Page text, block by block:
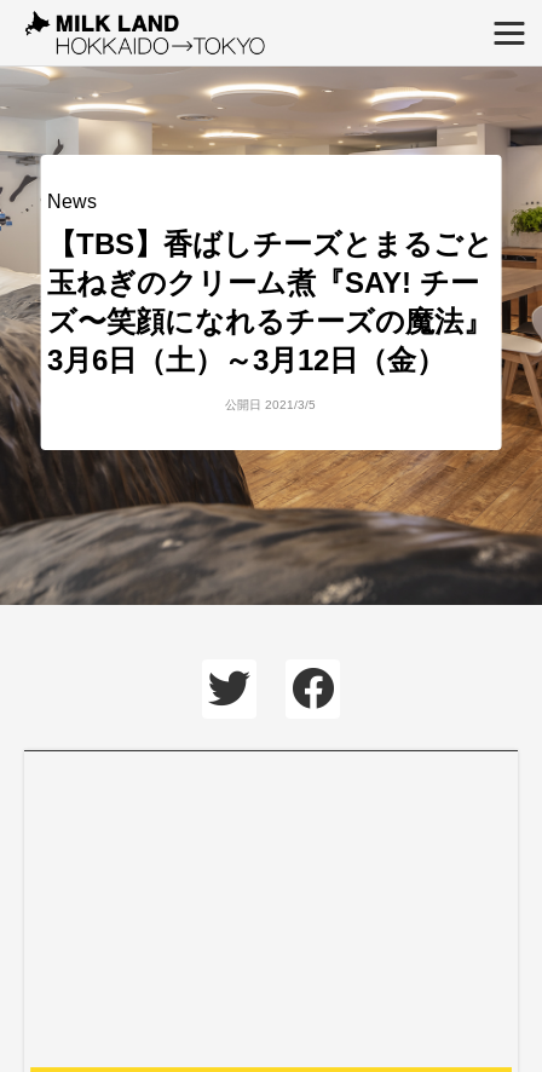
News
【TBS】香ばしチーズとまるごと
玉ねぎのクリーム煮『SAY! チー
ズ〜笑顔になれるチーズの魔法』
3月6日（土）～3月12日（金）
公開日 2021/3/5